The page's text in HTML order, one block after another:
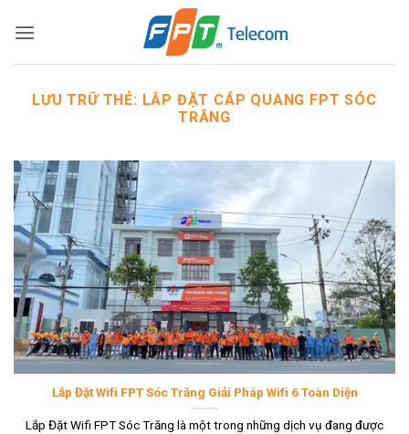
qua
LƯU TRỮ THẺ: LẮP ĐẶT CÁP QUANG FPT SÓC
TRĂNG
Lắp Đặt Wifi FPT Sóc Trăng Giải Pháp Wifi 6 Toàn Diện
Lắp Đặt Wifi FPT Sóc Trăng là một trong những dịch vụ đang được